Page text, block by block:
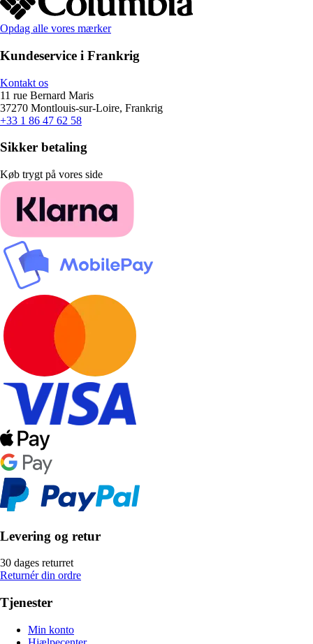
Opdag alle vores mærker
Kundeservice i Frankrig
Kontakt os
11 rue Bernard Maris
37270 Montlouis-sur-Loire, Frankrig
+33 1 86 47 62 58
Sikker betaling
Køb trygt på vores side
Levering og retur
30 dages returret
Returnér din ordre
Tjenester
Min konto